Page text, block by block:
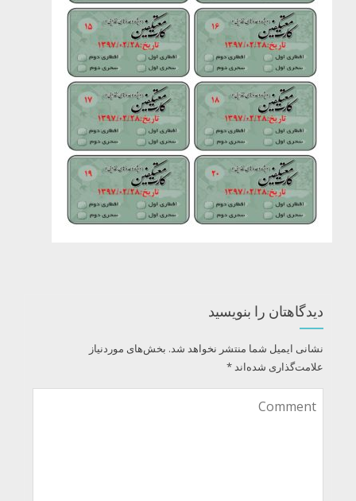
دیدگاهتان را بنویسید
نشانی ایمیل شما منتشر نخواهد شد. بخش‌های موردنیاز
علامت‌گذاری شده‌اند*